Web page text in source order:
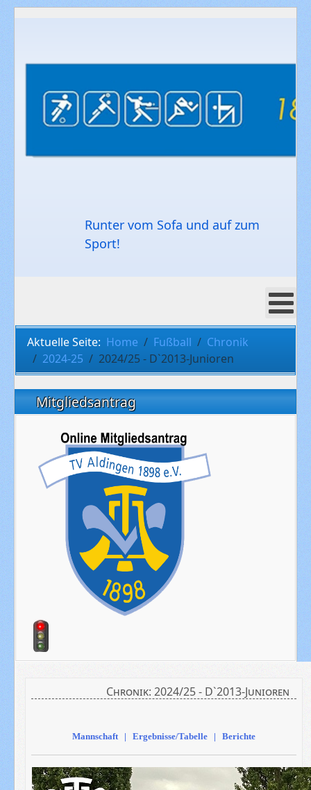
Runter vom Sofa und auf zum
Sport!
Aktuelle Seite: Home Fußball
Chronik
2024-25
2024/25 - D`2013-Junioren
Mitgliedsantrag
Chronik: 2024/25 - D`2013-Junioren
Mannschaft | Ergebnisse/Tabelle | Berichte